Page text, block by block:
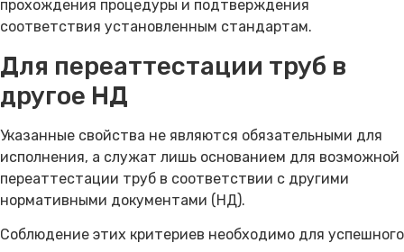
прохождения процедуры и подтверждения
соответствия установленным стандартам.
Для переаттестации труб в
другое НД
Указанные свойства не являются обязательными для
исполнения, а служат лишь основанием для возможной
переаттестации труб в соответствии с другими
нормативными документами (НД).
Соблюдение этих критериев необходимо для успешного